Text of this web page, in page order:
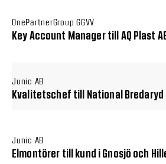
OnePartnerGroup GGVV
Key Account Manager till AQ Plast
Junic AB
Kvalitetschef till National Bredaryd
Junic AB
Elmontörer till kund i Gnosjö och